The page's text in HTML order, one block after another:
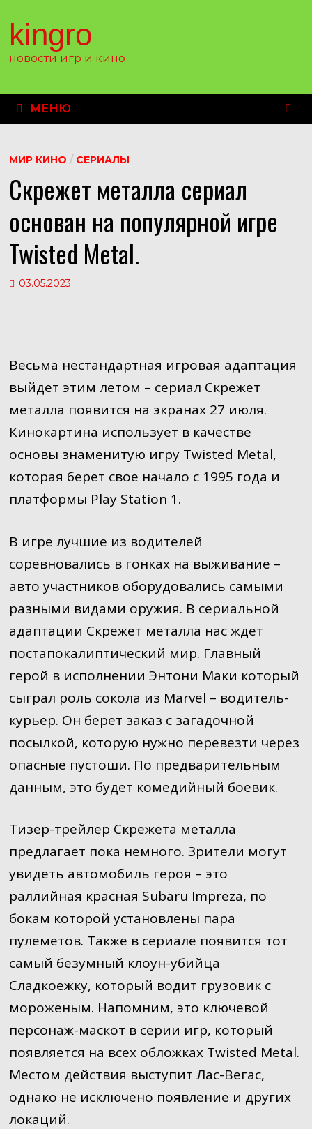
содержимому
kingro
новости игр и кино
МЕНЮ
МИР КИНО / СЕРИАЛЫ
Скрежет металла сериал
основан на популярной игре
Twisted Metal.
03.05.2023
Весьма нестандартная игровая адаптация
выйдет этим летом – сериал Скрежет
металла появится на экранах 27 июля.
Кинокартина использует в качестве
основы знаменитую игру Twisted Metal,
которая берет свое начало с 1995 года и
платформы Play Station 1.
В игре лучшие из водителей
соревновались в гонках на выживание –
авто участников оборудовались самыми
разными видами оружия. В сериальной
адаптации Скрежет металла нас ждет
постапокалиптический мир. Главный
герой в исполнении Энтони Маки который
сыграл роль сокола из Marvel – водитель-
курьер. Он берет заказ с загадочной
посылкой, которую нужно перевезти через
опасные пустоши. По предварительным
данным, это будет комедийный боевик.
Тизер-трейлер Скрежета металла
предлагает пока немного. Зрители могут
увидеть автомобиль героя – это
раллийная красная Subaru Impreza, по
бокам которой установлены пара
пулеметов. Также в сериале появится тот
самый безумный клоун-убийца
Сладкоежку, который водит грузовик с
мороженым. Напомним, это ключевой
персонаж-маскот в серии игр, который
появляется на всех обложках Twisted Metal.
Местом действия выступит Лас-Вегас,
однако не исключено появление и других
локаций.